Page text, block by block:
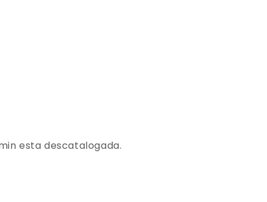
esta descatalogada.